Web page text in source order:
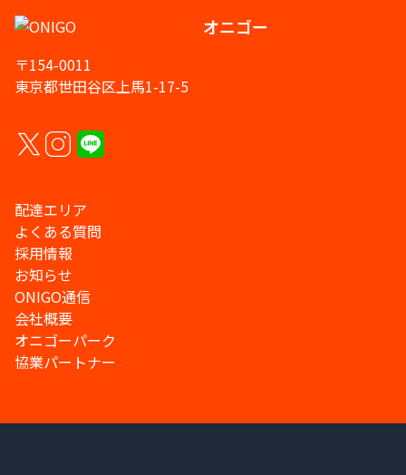
オニゴー
〒154-0011
東京都世田谷区上馬1-17-5
配達エリア
よくある質問
採用情報
お知らせ
ONIGO通信
会社概要
オニゴーパーク
協業パートナー